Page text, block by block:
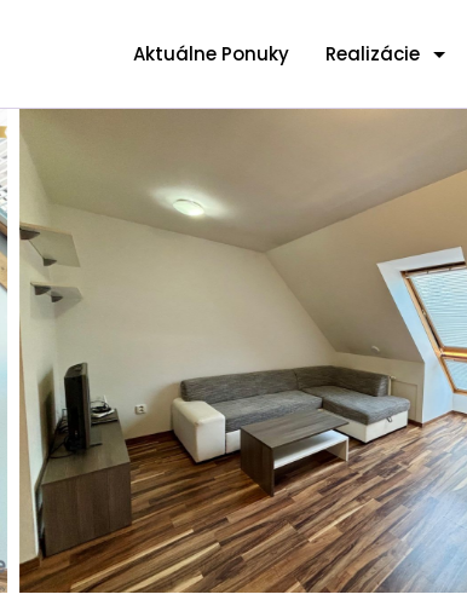
Aktuálne Ponuky Realizácie